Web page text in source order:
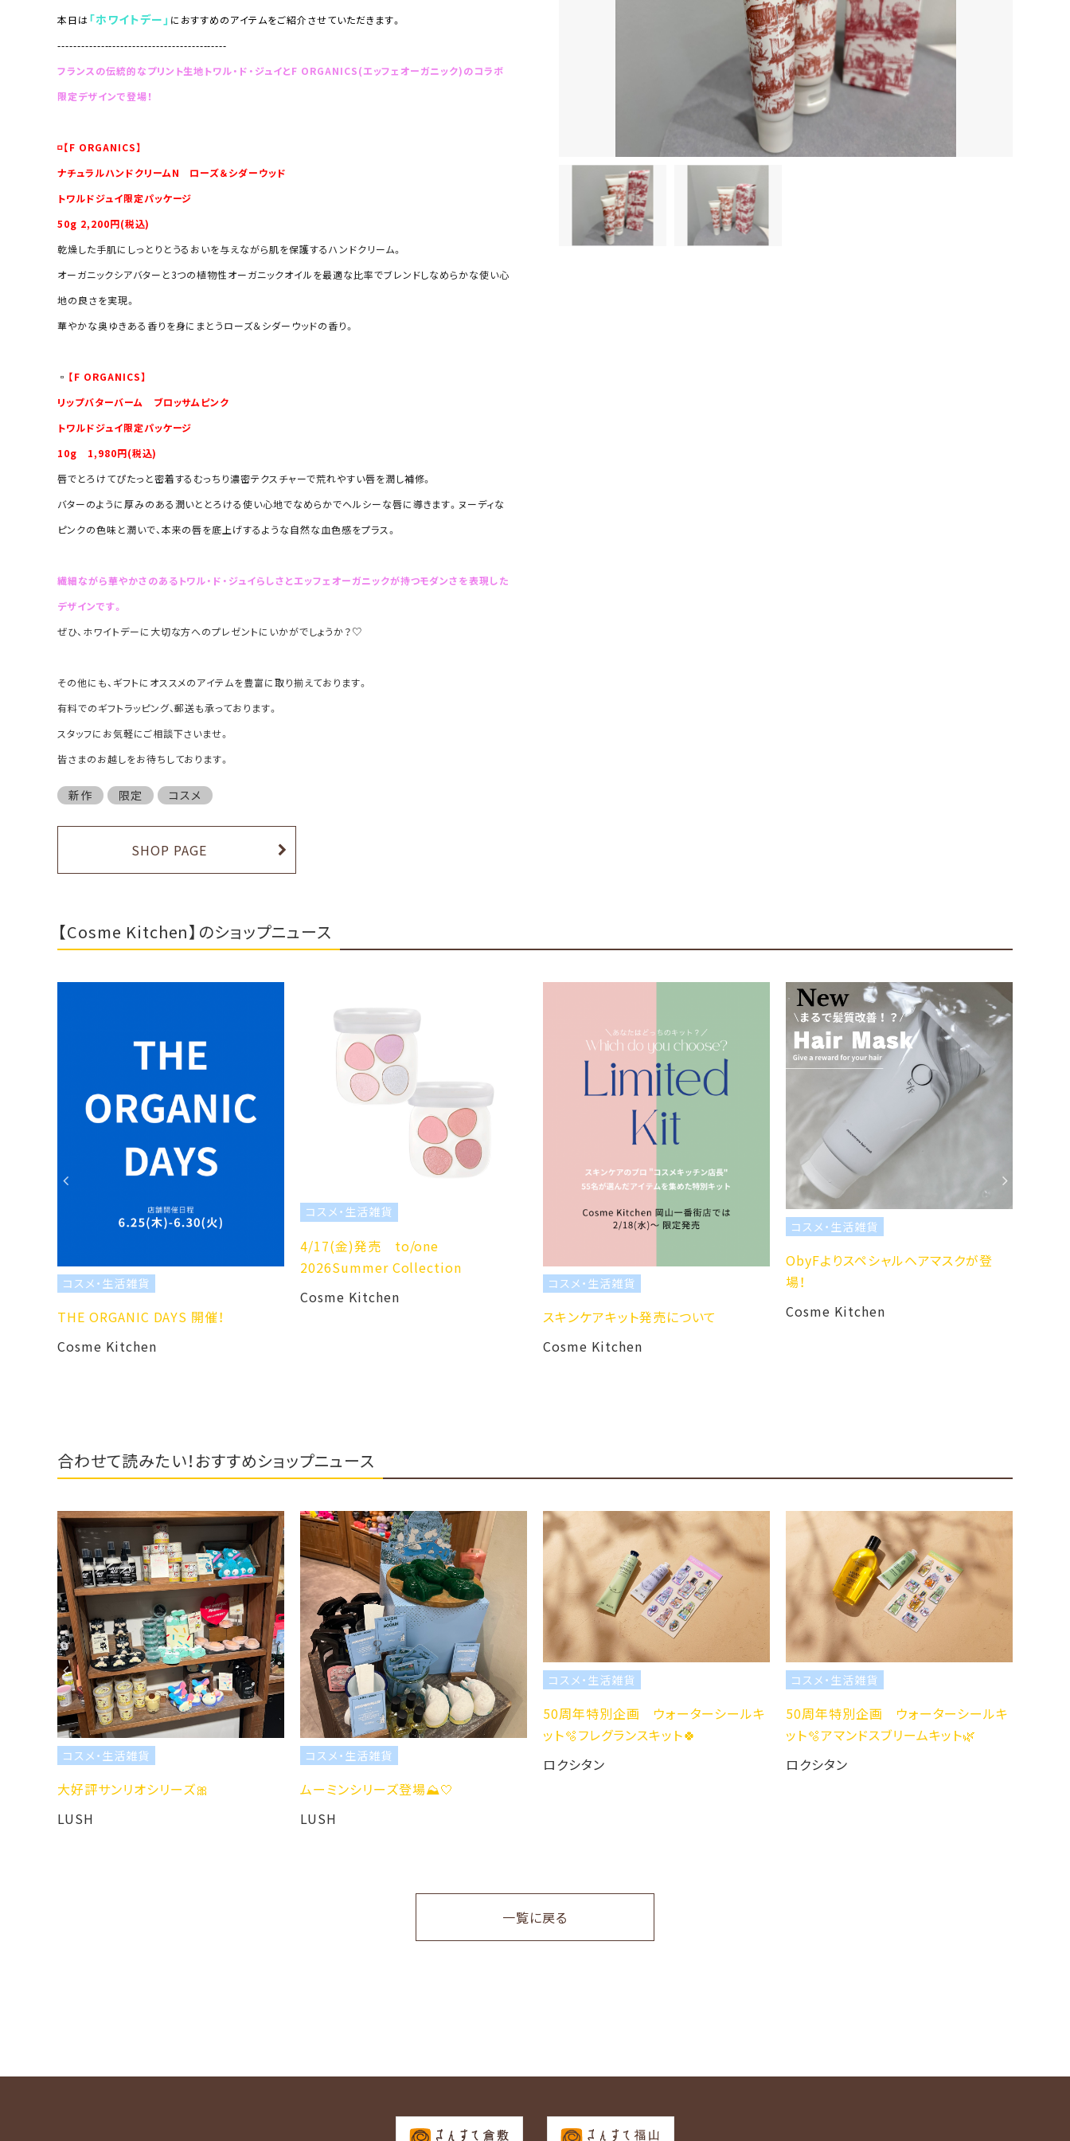
本日は「ホワイトデー」 におすすめのアイテムをご紹介させていただきます。
-------------------------------------------
フランスの伝統的なプリント生地トワル・ド・ジュイとF ORGANICS(エッフェオーガニック)のコラボ
限定デザインで登場！
◽️【F ORGANICS】
ナチュラルハンドクリームN ローズ＆シダーウッド
トワルドジュイ限定パッケージ
50g 2,200円(税込)
乾燥した手肌にしっとりとうるおいを与えながら肌を保護するハンドクリーム。
オーガニックシアバターと3つの植物性オーガニックオイルを最適な比率でブレンドしなめらかな使い心
地の良さを実現。
華やかな奥ゆきある香りを身にまとうローズ＆シダーウッドの香り。
▫️ 【F ORGANICS】
リップバターバーム ブロッサムピンク
トワルドジュイ限定パッケージ
10g 1,980円(税込)
唇でとろけてぴたっと密着するむっちり濃密テクスチャーで荒れやすい唇を潤し補修。
バターのように厚みのある潤いととろける使い心地でなめらかでヘルシーな唇に導きます。ヌーディな
ピンクの色味と潤いで、本来の唇を底上げするような自然な血色感をプラス。
繊細ながら華やかさのあるトワル・ド・ジュイらしさとエッフェオーガニックが持つモダンさを表現した
デザインです。
ぜひ、ホワイトデーに大切な方へのプレゼントにいかがでしょうか？♡
その他にも、ギフトにオススメのアイテムを豊富に取り揃えております。
有料でのギフトラッピング、郵送も承っております。
スタッフにお気軽にご相談下さいませ。
皆さまのお越しをお待ちしております。
新作 限定 コスメ
SHOP PAGE
【Cosme Kitchen】のショップニュース
DAYS 開催！
コスメ・生活雑貨
2026Summer Collection
スキンケアキット発売について
コスメ・生活雑貨
ObyFよりスペシャルヘアマスクが登
Cosme Kitchen
F ORGANICSより新・美容液が
合わせて読みたい！おすすめショップニュース
ンリオシリーズ🎀
ムーミンシリーズ登場⛰️🤍
コスメ・生活雑貨
50周年特別企画 ウォーターシールキ
ット🫧フレグランスキット🍀
50周年特別企画 ウォーターシールキ
ット🫧アマンドスブリームキット🌿
50周年特別企画 ウォ
ット🫧シアキット💐
一覧に戻る